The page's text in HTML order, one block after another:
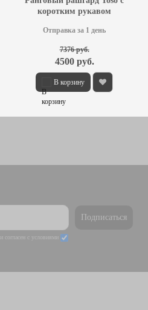
коротким рукавом
Отправка за 1 день
В корзину
7376 руб.
4500 руб.
Подписаться
и согласен с условиями